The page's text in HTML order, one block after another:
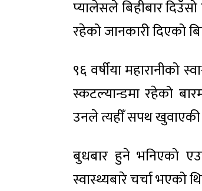
प्यालेसले बिहीबार
रहेको जानकारी दिएको
९६ वर्षीया महारानीको
स्कटल्यान्डमा रहेको
उनले त्यहीँ सपथ खुवाएकी
बुधबार हुने भनिएको
स्वास्थ्यबारे चर्चा भएको